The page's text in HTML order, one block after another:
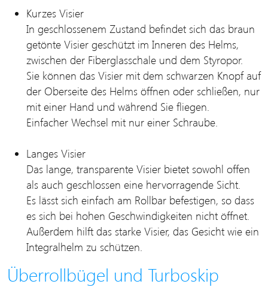
Kurzes Visier
In geschlossenem Zustand befindet sich das braun
getönte Visier geschützt im Inneren des Helms,
zwischen der Fiberglasschale und dem Styropor.
Sie können das Visier mit dem schwarzen Knopf auf
der Oberseite des Helms öffnen oder schließen, nur
mit einer Hand und während Sie fliegen.
Einfacher Wechsel mit nur einer Schraube.
Langes Visier
Das lange, transparente Visier bietet sowohl offen
als auch geschlossen eine hervorragende Sicht.
Es lässt sich einfach am Rollbar befestigen, so dass
es sich bei hohen Geschwindigkeiten nicht öffnet.
Außerdem hilft das starke Visier, das Gesicht wie ein
Integralhelm zu schützen.
Überrollbügel und Turboskip